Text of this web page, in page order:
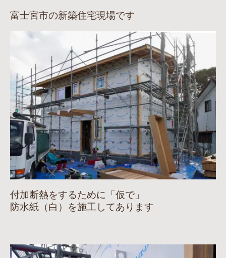
富士宮市の新築住宅現場です
付加断熱をするために「仮で」
防水紙（白）を施工してあります